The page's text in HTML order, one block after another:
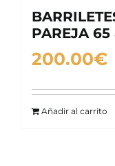
PAREJA
200.00€
Añadir al carrito